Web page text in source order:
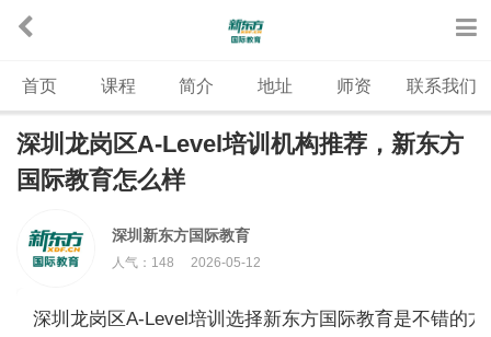
首页 课程 简介 地址 师资 联系我们
深圳龙岗区A-Level培训机构推荐，新东方
国际教育怎么样
深圳新东方国际教育
人气： 148 2026-05-12
深圳龙岗区A-Level培训选择新东方国际教育是不错的方